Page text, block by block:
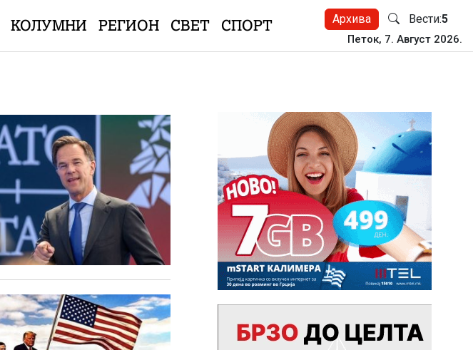
КОЛУМНИ РЕГИОН СВЕТ СПОРТ Архива Вести:5
Петок, 7. Август 2026.